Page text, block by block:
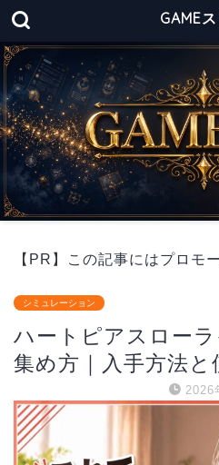
GAME
【PR】この記事にはプロモ
シミュレーション
ハートピアスロー
集め方｜入手方法と
2026